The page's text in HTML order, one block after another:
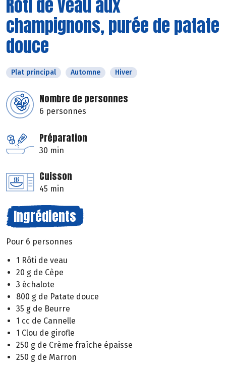
Rôti de veau aux
champignons, purée de patate
douce
Plat principal Automne Hiver
Nombre de personnes
6 personnes
Préparation
30 min
Cuisson
45 min
Ingrédients
Pour 6 personnes
1 Rôti de veau
20 g de Cèpe
3 échalote
800 g de Patate douce
35 g de Beurre
1 cc de Cannelle
1 Clou de girofle
250 g de Crème fraîche épaisse
250 g de Marron